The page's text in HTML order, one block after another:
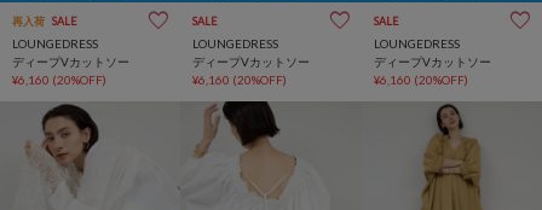
再入荷 SALE
LOUNGEDRESS
ディープVカットソー
¥6,160 (20%OFF)
SALE
LOUNGEDRESS
ディープVカットソー
¥6,160 (20%OFF)
SALE
LOUNGEDRESS
ディープVカットソー
¥6,160 (20%OFF)